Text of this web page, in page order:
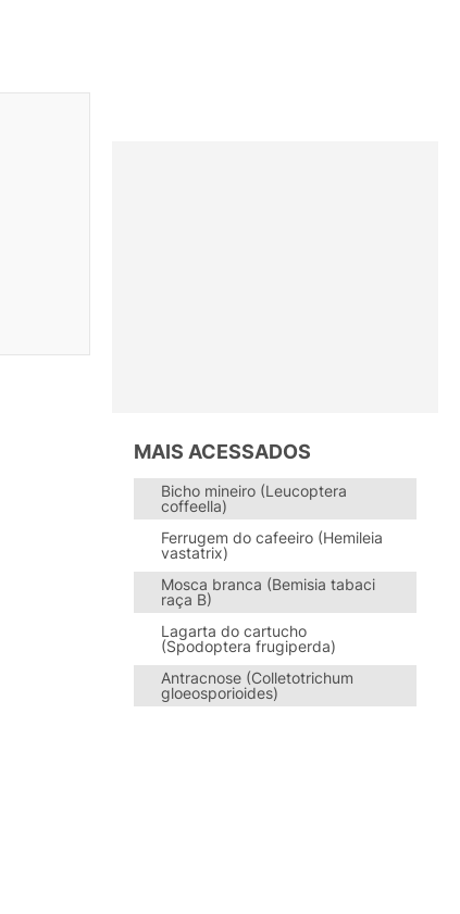
MAIS ACESSADOS
Bicho mineiro (Leucoptera
coffeella)
Ferrugem do cafeeiro (Hemileia
vastatrix)
Mosca branca (Bemisia tabaci
raça B)
Lagarta do cartucho
(Spodoptera frugiperda)
Antracnose (Colletotrichum
gloeosporioides)